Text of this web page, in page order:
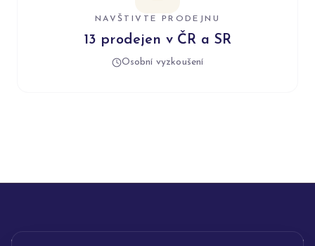
NAVŠTIVTE PRODEJNU
13 prodejen v ČR a SR
Osobní vyzkoušení